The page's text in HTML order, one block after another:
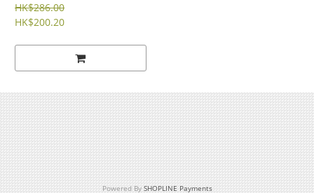
HK$286.00
HK$200.20
Powered By SHOPLINE Payments